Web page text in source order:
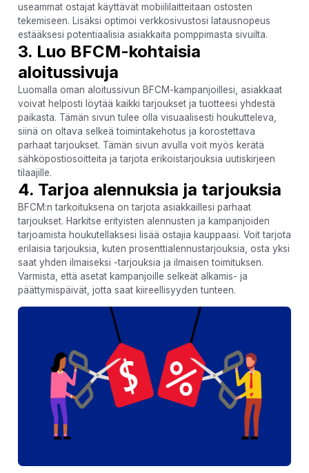
useammat ostajat käyttävät mobiililaitteitaan ostosten
tekemiseen. Lisäksi optimoi verkkosivustosi latausnopeus
estääksesi potentiaalisia asiakkaita pomppimasta sivuilta.
3. Luo BFCM-kohtaisia
aloitussivuja
Luomalla oman aloitussivun BFCM-kampanjoillesi, asiakkaat
voivat helposti löytää kaikki tarjoukset ja tuotteesi yhdestä
paikasta. Tämän sivun tulee olla visuaalisesti houkutteleva,
siinä on oltava selkeä toimintakehotus ja korostettava
parhaat tarjoukset. Tämän sivun avulla voit myös kerätä
sähköpostiosoitteita ja tarjota erikoistarjouksia uutiskirjeen
tilaajille.
4. Tarjoa alennuksia ja tarjouksia
BFCM:n tarkoituksena on tarjota asiakkaillesi parhaat
tarjoukset. Harkitse erityisten alennusten ja kampanjoiden
tarjoamista houkutellaksesi lisää ostajia kauppaasi. Voit tarjota
erilaisia ​​tarjouksia, kuten prosenttialennustarjouksia, osta yksi
saat yhden ilmaiseksi -tarjouksia ja ilmaisen toimituksen.
Varmista, että asetat kampanjoille selkeät alkamis- ja
päättymispäivät, jotta saat kiireellisyyden tunteen.